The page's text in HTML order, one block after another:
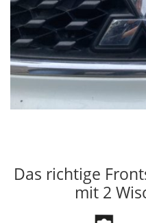
Das richtige
mit 2